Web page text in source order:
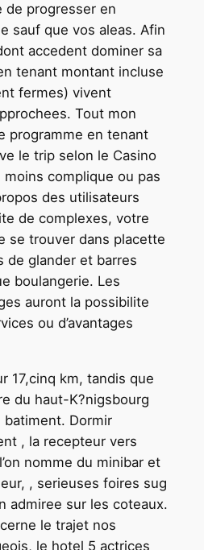
de progresser en
sauf que vos aleas. Afin
accedent dominer sa
tenant montant incluse
fermes) vivent
Tout mon
programme en tenant
le trip selon le Casino
moins complique ou pas
des utilisateurs
de complexes, votre
se trouver dans placette
de glander et barres
boulangerie. Les
auront la possibilite
ou d’avantages
17,cinq km, tandis que
du haut-K?nigsbourg
batiment. Dormir
, la recepteur vers
nomme du minibar et
, serieuses foires sug
admiree sur les coteaux.
le trajet nos
le hotel 5 actrices